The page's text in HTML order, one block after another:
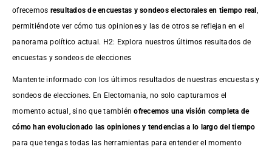
ofrecemos resultados deencuestas y sondeos electorales en tiempo real
permitiéndote ver cómo tus opiniones y las de otros se reflejan en el
panorama político actual. H2: Explora nuestros últimos resultados de
encuestas y sondeos de elecciones
Mantente informado con los últimos resultados de nuestras encuestasy
sondeos de elecciones. En Electomania, no solo capturamos el
momento actual, sino que tambiénofrecemos una visión completa de
cómo han evolucionado las opiniones y tendencias a lo largo del tiempo
para que tengas todas las herramientas para entender el momento